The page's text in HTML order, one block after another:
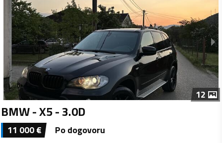
12
BMW - X5 - 3.0D
11 000€ Po dogovoru